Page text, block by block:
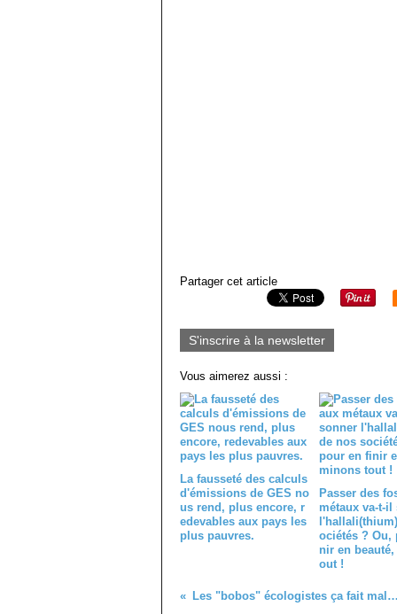
Partager cet article
S'inscrire à la newsletter
Vous aimerez aussi :
La fausseté des calculs
d'émissions de GES no
us rend, plus encore, r
edevables aux pays les
plus pauvres.
Passer des
métaux va-t-il
ociétés ? Ou,
nir en
out !
Les "bobos" écologistes ça fait mal à la planète ou quand on perd le lien avec ses idées en vol !